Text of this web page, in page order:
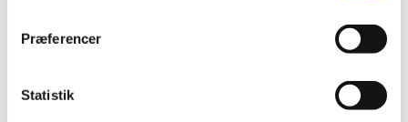
Præferencer
Statistik